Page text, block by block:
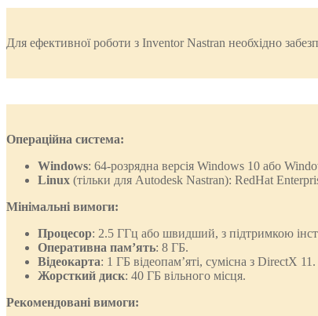
Для ефективної роботи з Inventor Nastran необхідно
Операційна система:
Windows: 64-розрядна версія Windows 10 або
Linux (тільки для Autodesk Nastran): RedHat
Мінімальні вимоги:
Процесор: 2.5 ГГц або швидший, з підтримкою
Оперативна пам’ять: 8 ГБ.
Відеокарта: 1 ГБ відеопам’яті, сумісна з DirectX 11.
Жорсткий диск: 40 ГБ вільного місця.
Рекомендовані вимоги: